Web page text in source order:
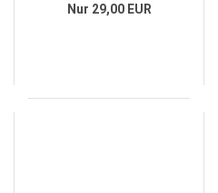
Nur 29,00 EUR